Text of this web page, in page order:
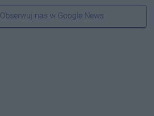
Obserwuj nas w Google News